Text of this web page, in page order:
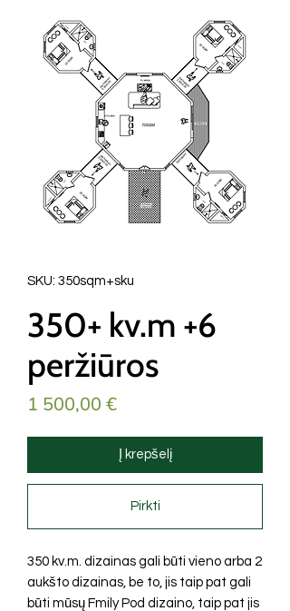
SKU: 350sqm+sku
350+ kv.m +6
peržiūros
1 500,00 €Price
Į krepšelį
Pirkti
350 kv.m. dizainas gali būti vieno arba 2
aukšto dizainas, be to, jis taip pat gali
būti mūsų Fmily Pod dizaino, taip pat jis